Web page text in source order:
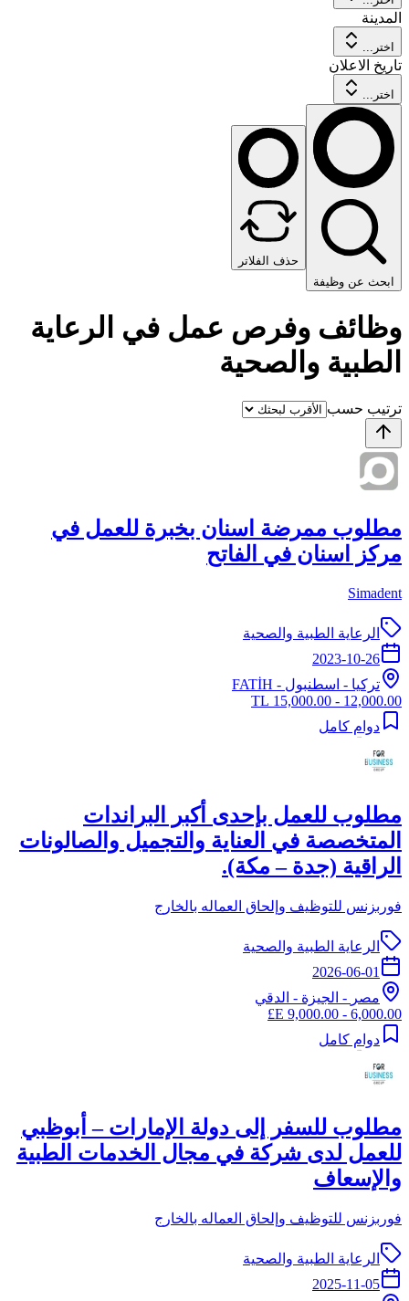
المدينة
اختر...
تاريخ الاعلان
اختر...
ابحث عن وظيفة
حذف الفلاتر
وظائف وفرص عمل في الرعاية
الطبية والصحية
ترتيب حسب
مطلوب ممرضة اسنان بخبرة للعمل في
مركز اسنان في الفاتح
Simadent
الرعاية الطبية والصحية
2023-10-26
تركيا - اسطنبول - FATİH
12,000.00 - 15,000.00 TL
دوام كامل
مطلوب للعمل بإحدى أكبر البراندات
المتخصصة في العناية والتجميل والصالونات
الراقية (جدة – مكة).
فوربزنس للتوظيف وإلحاق العماله بالخارج
الرعاية الطبية والصحية
2026-06-01
مصر - الجيزة - الدقي
6,000.00 - 9,000.00 E£
دوام كامل
مطلوب للسفر إلى دولة الإمارات – أبوظبي
للعمل لدى شركة في مجال الخدمات الطبية
والإسعاف
فوربزنس للتوظيف وإلحاق العماله بالخارج
الرعاية الطبية والصحية
2025-11-05